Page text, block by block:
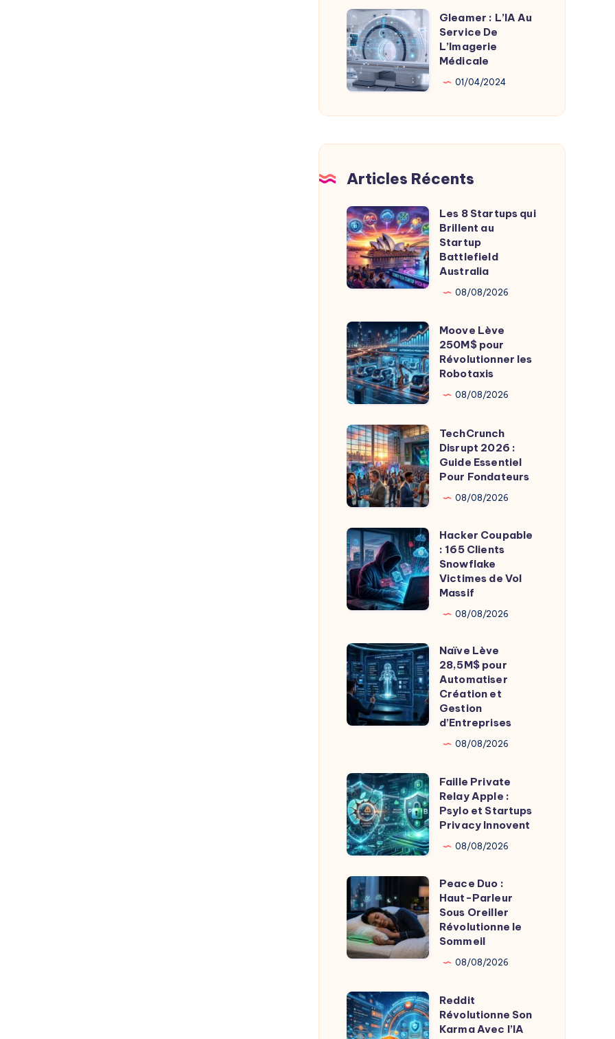
Alternatives
2025
Gleamer
:
L’IA
Au
Service
De
Gleamer : L’IA Au
Service De
L’Imagerie
Médicale
01/04/2024
Articles Récents
Les
8
Startups
qui
Brillent
Startup
Battlefield
Australia
Les 8 Startups qui
Brillent au
Startup
Battlefield
Australia
08/08/2026
Moove
Lève
250M$
pour
Révolutionner
les
Robotaxis
Moove Lève
250M$ pour
Révolutionner les
Robotaxis
08/08/2026
TechCrunch
Disrupt
2026
:
Guide
Essentiel
Pour
Fondateurs
TechCrunch
Disrupt 2026 :
Guide Essentiel
Pour Fondateurs
08/08/2026
Hacker
Coupable
:
165
Clients
Victimes
de
Vol
Massif
Hacker Coupable
: 165 Clients
Snowflake
Victimes de Vol
Massif
08/08/2026
Naïve
Lève
28,5M$
pour
Automatiser
Gestion
d’Entreprises
Naïve Lève
28,5M$ pour
Automatiser
Création et
Gestion
d’Entreprises
08/08/2026
Faille
Private
Relay
Apple
Psylo
et
Startups
Privacy
Innovent
Faille Private
Relay Apple :
Psylo et Startups
Privacy Innovent
08/08/2026
Peace
Duo
:
Haut-
Parleur
Oreiller
Révolutionne
Peace Duo :
Haut-Parleur
Sous Oreiller
Révolutionne le
Sommeil
08/08/2026
Reddit
Révolutionne
Reddit
Révolutionne Son
Karma Avec l’IA